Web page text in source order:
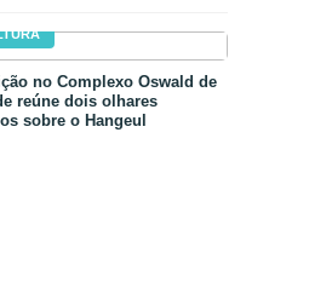
no Complexo Oswald de
reúne dois olhares
sobre o Hangeul